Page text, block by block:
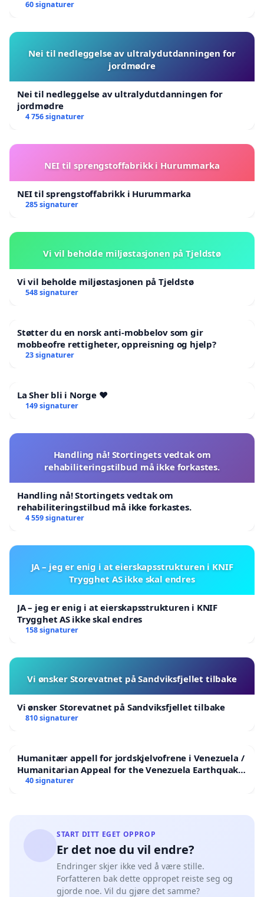
60 signaturer
Nei til nedleggelse av ultralydutdanningen for
jordmødre
Nei til nedleggelse av ultralydutdanningen for
jordmødre
4 756 signaturer
NEI til sprengstoffabrikk i Hurummarka
NEI til sprengstoffabrikk i Hurummarka
285 signaturer
Vi vil beholde miljøstasjonen på Tjeldstø
Vi vil beholde miljøstasjonen på Tjeldstø
548 signaturer
Støtter du en norsk anti-mobbelov som gir
mobbeofre rettigheter, oppreisning og hjelp?
23 signaturer
La Sher bli i Norge ❤️
149 signaturer
Handling nå! Stortingets vedtak om
rehabiliteringstilbud må ikke forkastes.
Handling nå! Stortingets vedtak om
rehabiliteringstilbud må ikke forkastes.
4 559 signaturer
JA – jeg er enig i at eierskapsstrukturen i KNIF
Trygghet AS ikke skal endres
JA – jeg er enig i at eierskapsstrukturen i KNIF
Trygghet AS ikke skal endres
158 signaturer
Vi ønsker Storevatnet på Sandviksfjellet tilbake
Vi ønsker Storevatnet på Sandviksfjellet tilbake
810 signaturer
Humanitær appell for jordskjelvofrene i Venezuela /
Humanitarian Appeal for the Venezuela Earthquake
Victims
40 signaturer
START DITT EGET OPPROP
Er det noe du vil endre?
Endringer skjer ikke ved å være stille.
Forfatteren bak dette oppropet reiste seg og
gjorde noe. Vil du gjøre det samme?